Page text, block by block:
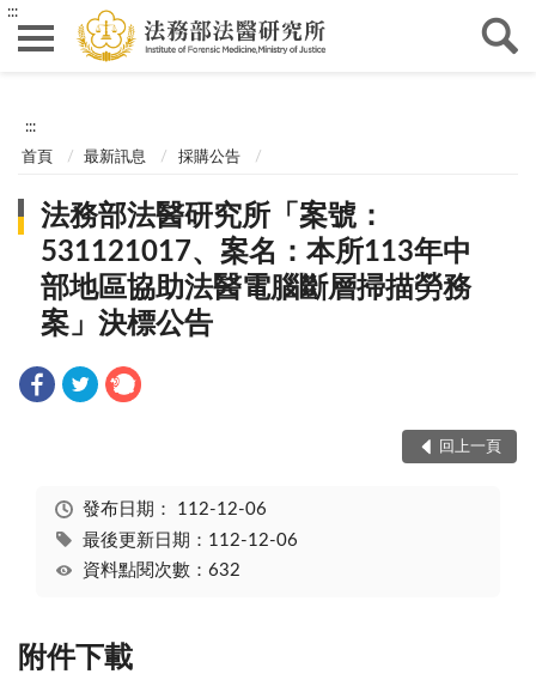
:::
:::
首頁 最新訊息 採購公告
法務部法醫研究所「案號：
531121017、案名：本所113年中
部地區協助法醫電腦斷層掃描勞務
案」決標公告
回上一頁
發布日期： 112-12-06
最後更新日期：112-12-06
資料點閱次數：632
附件下載